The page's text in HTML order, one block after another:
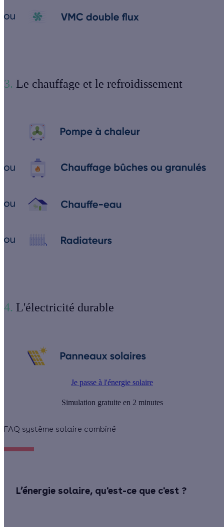
3. Le chauffage et le refroidissement
4. L'électricité durable
Je passe à l'énergie solaire
Simulation gratuite en 2 minutes
FAQ système solaire combiné
L’énergie solaire, qu'est-ce que c'est ?